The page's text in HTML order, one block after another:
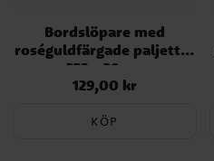
Bordslöpare med
roséguldfärgade paljetter
275 x 28 cm
Pris:129,00 kr
129,00 kr
KÖP